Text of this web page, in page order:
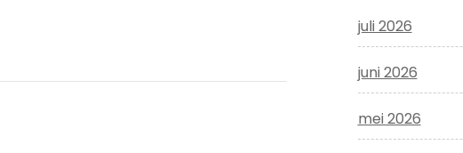
juli 2026
juni 2026
mei 2026